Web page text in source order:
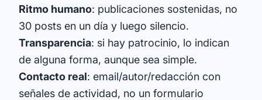
Ritmo humano: publicaciones sostenidas, no
30 posts en un día y luego silencio.
Transparencia: si hay patrocinio, lo indican
de alguna forma, aunque sea simple.
Contacto real: email/autor/redacción con
señales de actividad, no un formulario